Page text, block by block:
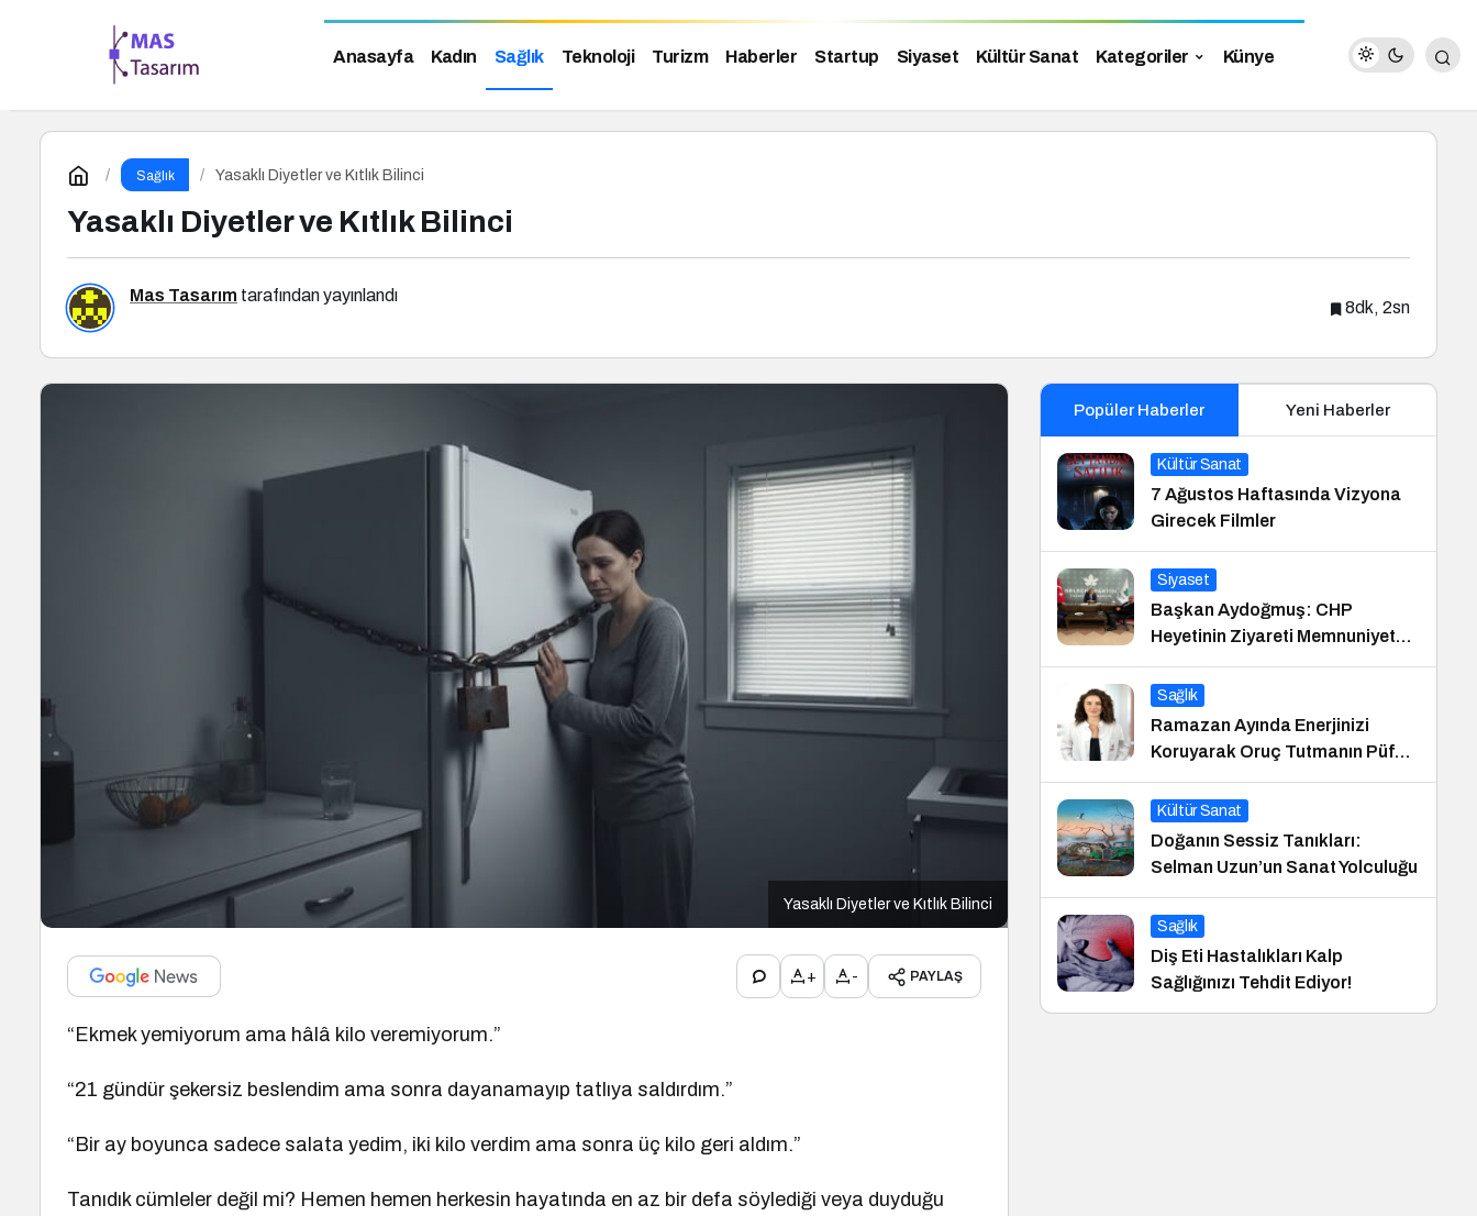
Anasayfa Kadın Sağlık Teknoloji Turizm Haberler Startup Siyaset Kültür Sanat Kategoriler Künye
Sağlık Yasaklı Diyetler ve Kıtlık Bilinci
Yasaklı Diyetler ve Kıtlık Bilinci
Mas Tasarım tarafından yayınlandı
8dk, 2sn
Yasaklı Diyetler ve Kıtlık Bilinci
+ - PAYLAŞ
“Ekmek yemiyorum ama hâlâ kilo veremiyorum.”
“21 gündür şekersiz beslendim ama sonra dayanamayıp tatlıya saldırdım.”
“Bir ay boyunca sadece salata yedim, iki kilo verdim ama sonra üç kilo geri aldım.”
Tanıdık cümleler değil mi? Hemen hemen herkesin hayatında en az bir defa söylediği veya duyduğu
Popüler Haberler Yeni Haberler
Kültür Sanat
7 Ağustos Haftasında Vizyona
Girecek Filmler
Siyaset
Başkan Aydoğmuş: CHP
Heyetinin Ziyareti Memnuniyet
Verici
Sağlık
Ramazan Ayında Enerjinizi
Koruyarak Oruç Tutmanın Püf
Noktaları
Kültür Sanat
Doğanın Sessiz Tanıkları:
Selman Uzun’un Sanat Yolculuğu
Sağlık
Diş Eti Hastalıkları Kalp
Sağlığınızı Tehdit Ediyor!